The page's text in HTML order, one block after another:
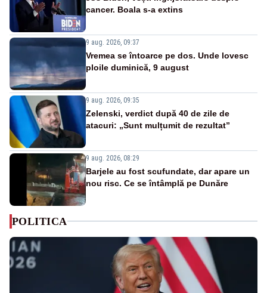
cancer. Boala s-a extins
9 aug. 2026, 09:37
Vremea se întoarce pe dos. Unde lovesc
ploile duminică, 9 august
9 aug. 2026, 09:35
Zelenski, verdict după 40 de zile de
atacuri: „Sunt mulțumit de rezultat”
9 aug. 2026, 08:29
Barjele au fost scufundate, dar apare un
nou risc. Ce se întâmplă pe Dunăre
POLITICA